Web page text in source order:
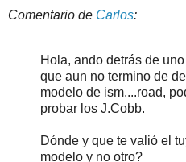
Comentario de Carlos:
Hola, ando detrás de
que aun no termino de
modelo de ism....road,
probar los J.Cobb.
Dónde y que te valió el
modelo y no otro?